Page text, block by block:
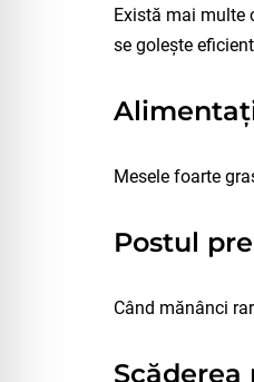
Există mai multe
se golește
Mesele foarte
Postul
Când mănânci